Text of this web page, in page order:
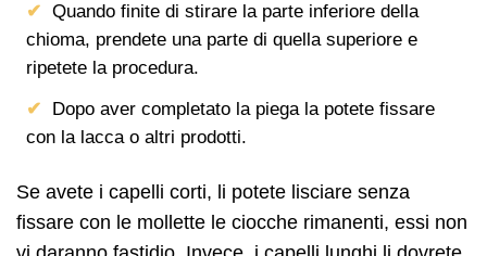
Quando finite di stirare la parte inferiore della
chioma, prendete una parte di quella superiore e
ripetete la procedura.
Dopo aver completato la piega la potete fissare
con la lacca o altri prodotti.
Se avete i capelli corti, li potete lisciare senza
fissare con le mollette le ciocche rimanenti, essi non